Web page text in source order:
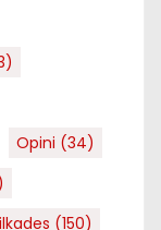
Opini (34)
(150)